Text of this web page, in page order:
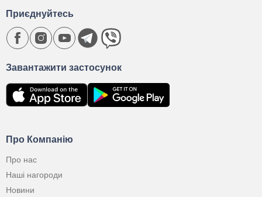
Про Компанію
Про нас
Наші нагороди
Новини
Завантажити застосунок
Приєднуйтесь